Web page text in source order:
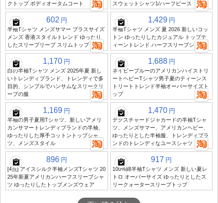
クトップ ボディオータムコート
スウェットシャツ1/ハーフピース
602 円
半袖Tシャツ メンズサマー プラスサイズ
メンズ 香港スタイルトレンド ゆったり
したスリーブリーブ スリムトップ
1,429 円
半袖Tシャツ メンズ 夏 2026 新しいコッ
トン ゆったりしたカジュアル トップテ
ィーントレンド ハーフスリーブシャツ
1,170 円
白の半袖Tシャツ メンズ 2025年夏 新し
いトレンディブランド、トレンディで多
目的、シンプルでハンサムなスリークリ
ーブの服
1,688 円
ネイビーブルーのアメリカンハイストリ
ートヘビーTシャツ男子夏のティーンス
トリートトレンド半袖オーバーサイズト
ップ
1,169 円
半袖の男子夏用Tシャツ、新しいアメリ
カンサマートレンディブランドの半袖、
ゆったりした厚手コットントップシャ
ツ、メンズスタイル
1,470 円
テクスチャードジャカードの半袖Tシャ
ツ、メンズサマー、アメリカンヘビー、
ゆったりとした半袖服、トレンディブラ
ンドのトレンディなユースシャツ
896 円
[4点] アイスシルク半袖メンズTシャツ 20
25年新夏アメリカンハーフスリーブシャ
ツ ゆったりしたトップメンズウェア
917 円
100%綿半袖Tシャツ メンズ 新しい夏レ
トロ オーバーサイズ ゆったりとしたス
リークォータースリーブトップ